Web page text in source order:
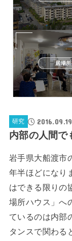
居場所
研究 2016.09.19
内部の人間で
岩手県大船渡市
年半ほどになり
はできる限りの
場所ハウス」へ
ているのは内部
タンスで関わる